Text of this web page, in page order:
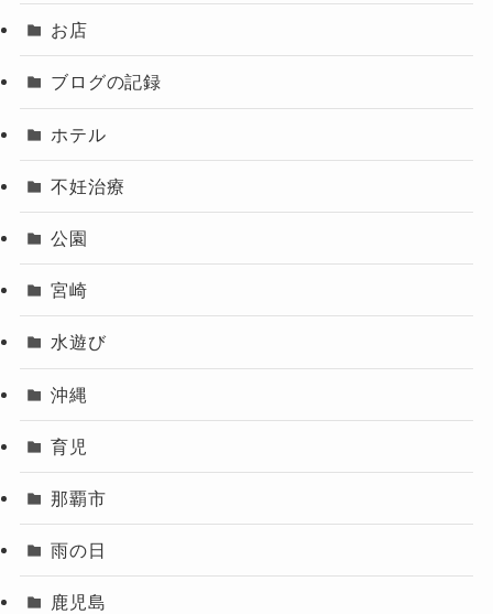
お店
ブログの記録
ホテル
不妊治療
公園
宮崎
水遊び
沖縄
育児
那覇市
雨の日
鹿児島